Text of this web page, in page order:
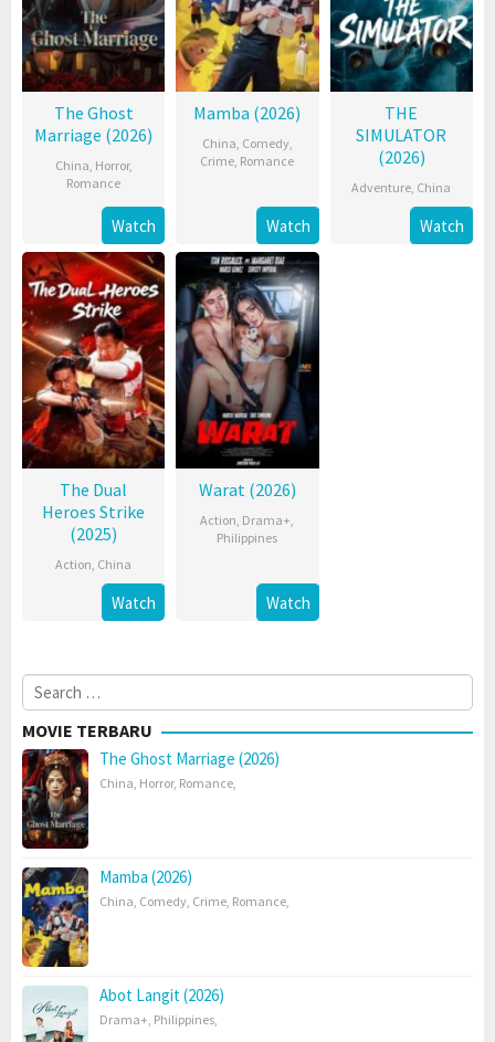
The Ghost
Marriage (2026)
China, Horror,
Romance
Watch
Mamba (2026)
China, Comedy,
Crime, Romance
Watch
THE
SIMULATOR
(2026)
Adventure, China
Watch
The Dual
Heroes Strike
(2025)
Action, China
Watch
Warat (2026)
Action, Drama+,
Philippines
Watch
Search
for:
MOVIE TERBARU
The Ghost Marriage (2026)
China, Horror, Romance,
Mamba (2026)
China, Comedy, Crime, Romance,
Abot Langit (2026)
Drama+, Philippines,